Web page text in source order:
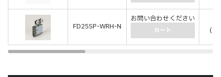
FD25SP-WRH-N
お問い合わせください
カート (￥